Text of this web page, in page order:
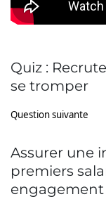
Quiz :
se tromper
Question suivante
Assurer une
premiers
engagement